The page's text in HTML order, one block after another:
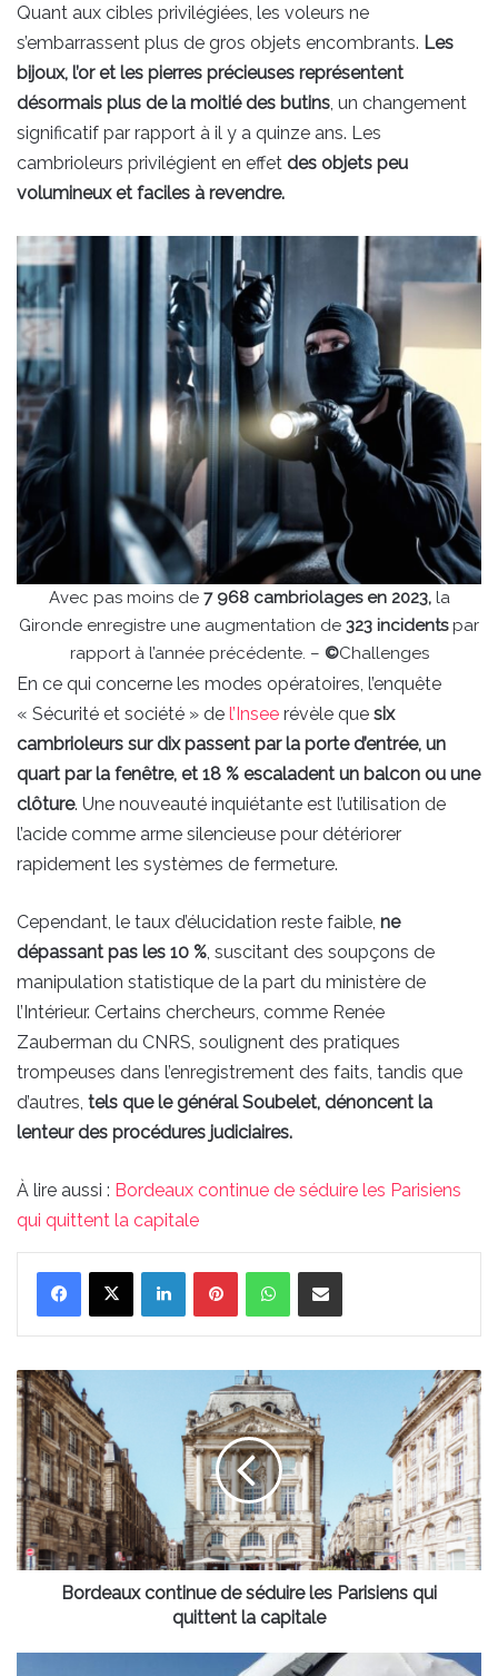
Quant aux cibles privilégiées, les voleurs ne
s’embarrassent plus de gros objets encombrants. Les
bijoux, l’or et les pierres précieuses représentent
désormais plus de la moitié des butins, un changement
significatif par rapport à il y a quinze ans. Les
cambrioleurs privilégient en effet des objets peu
volumineux et faciles à revendre.
Avec pas moins de7 968 cambriolages en 2023, la
Gironde enregistre une augmentation de 323 incidentspar
rapport à l’année précédente. – ©Challenges
En ce qui concerne les modes opératoires, l’enquête
« Sécurité et société » de l’Insee révèle que six
cambrioleurs sur dix passent par la porte d’entrée, un
quart par la fenêtre, et 18 % escaladent un balcon ou une
clôture. Une nouveauté inquiétante est l’utilisation de
l’acide comme arme silencieuse pour détériorer
rapidement les systèmes de fermeture.
Cependant, le taux d’élucidation reste faible, ne
dépassant pas les 10 %, suscitant des soupçons de
manipulation statistique de la part du ministère de
l’Intérieur. Certains chercheurs, comme Renée
Zauberman du CNRS, soulignent des pratiques
trompeuses dans l’enregistrement des faits, tandis que
d’autres, tels que le général Soubelet, dénoncent la
lenteur des procédures judiciaires.
À lire aussi : Bordeaux continue de séduire les Parisiens
qui quittent la capitale
LinkedinPinterestWhatsAppPartager par email
Bordeaux
continue
de
séduire
les
Parisiens
qui
quittent
la
capitaleBordeaux continue de séduire les Parisiens qui
quittent la capitale